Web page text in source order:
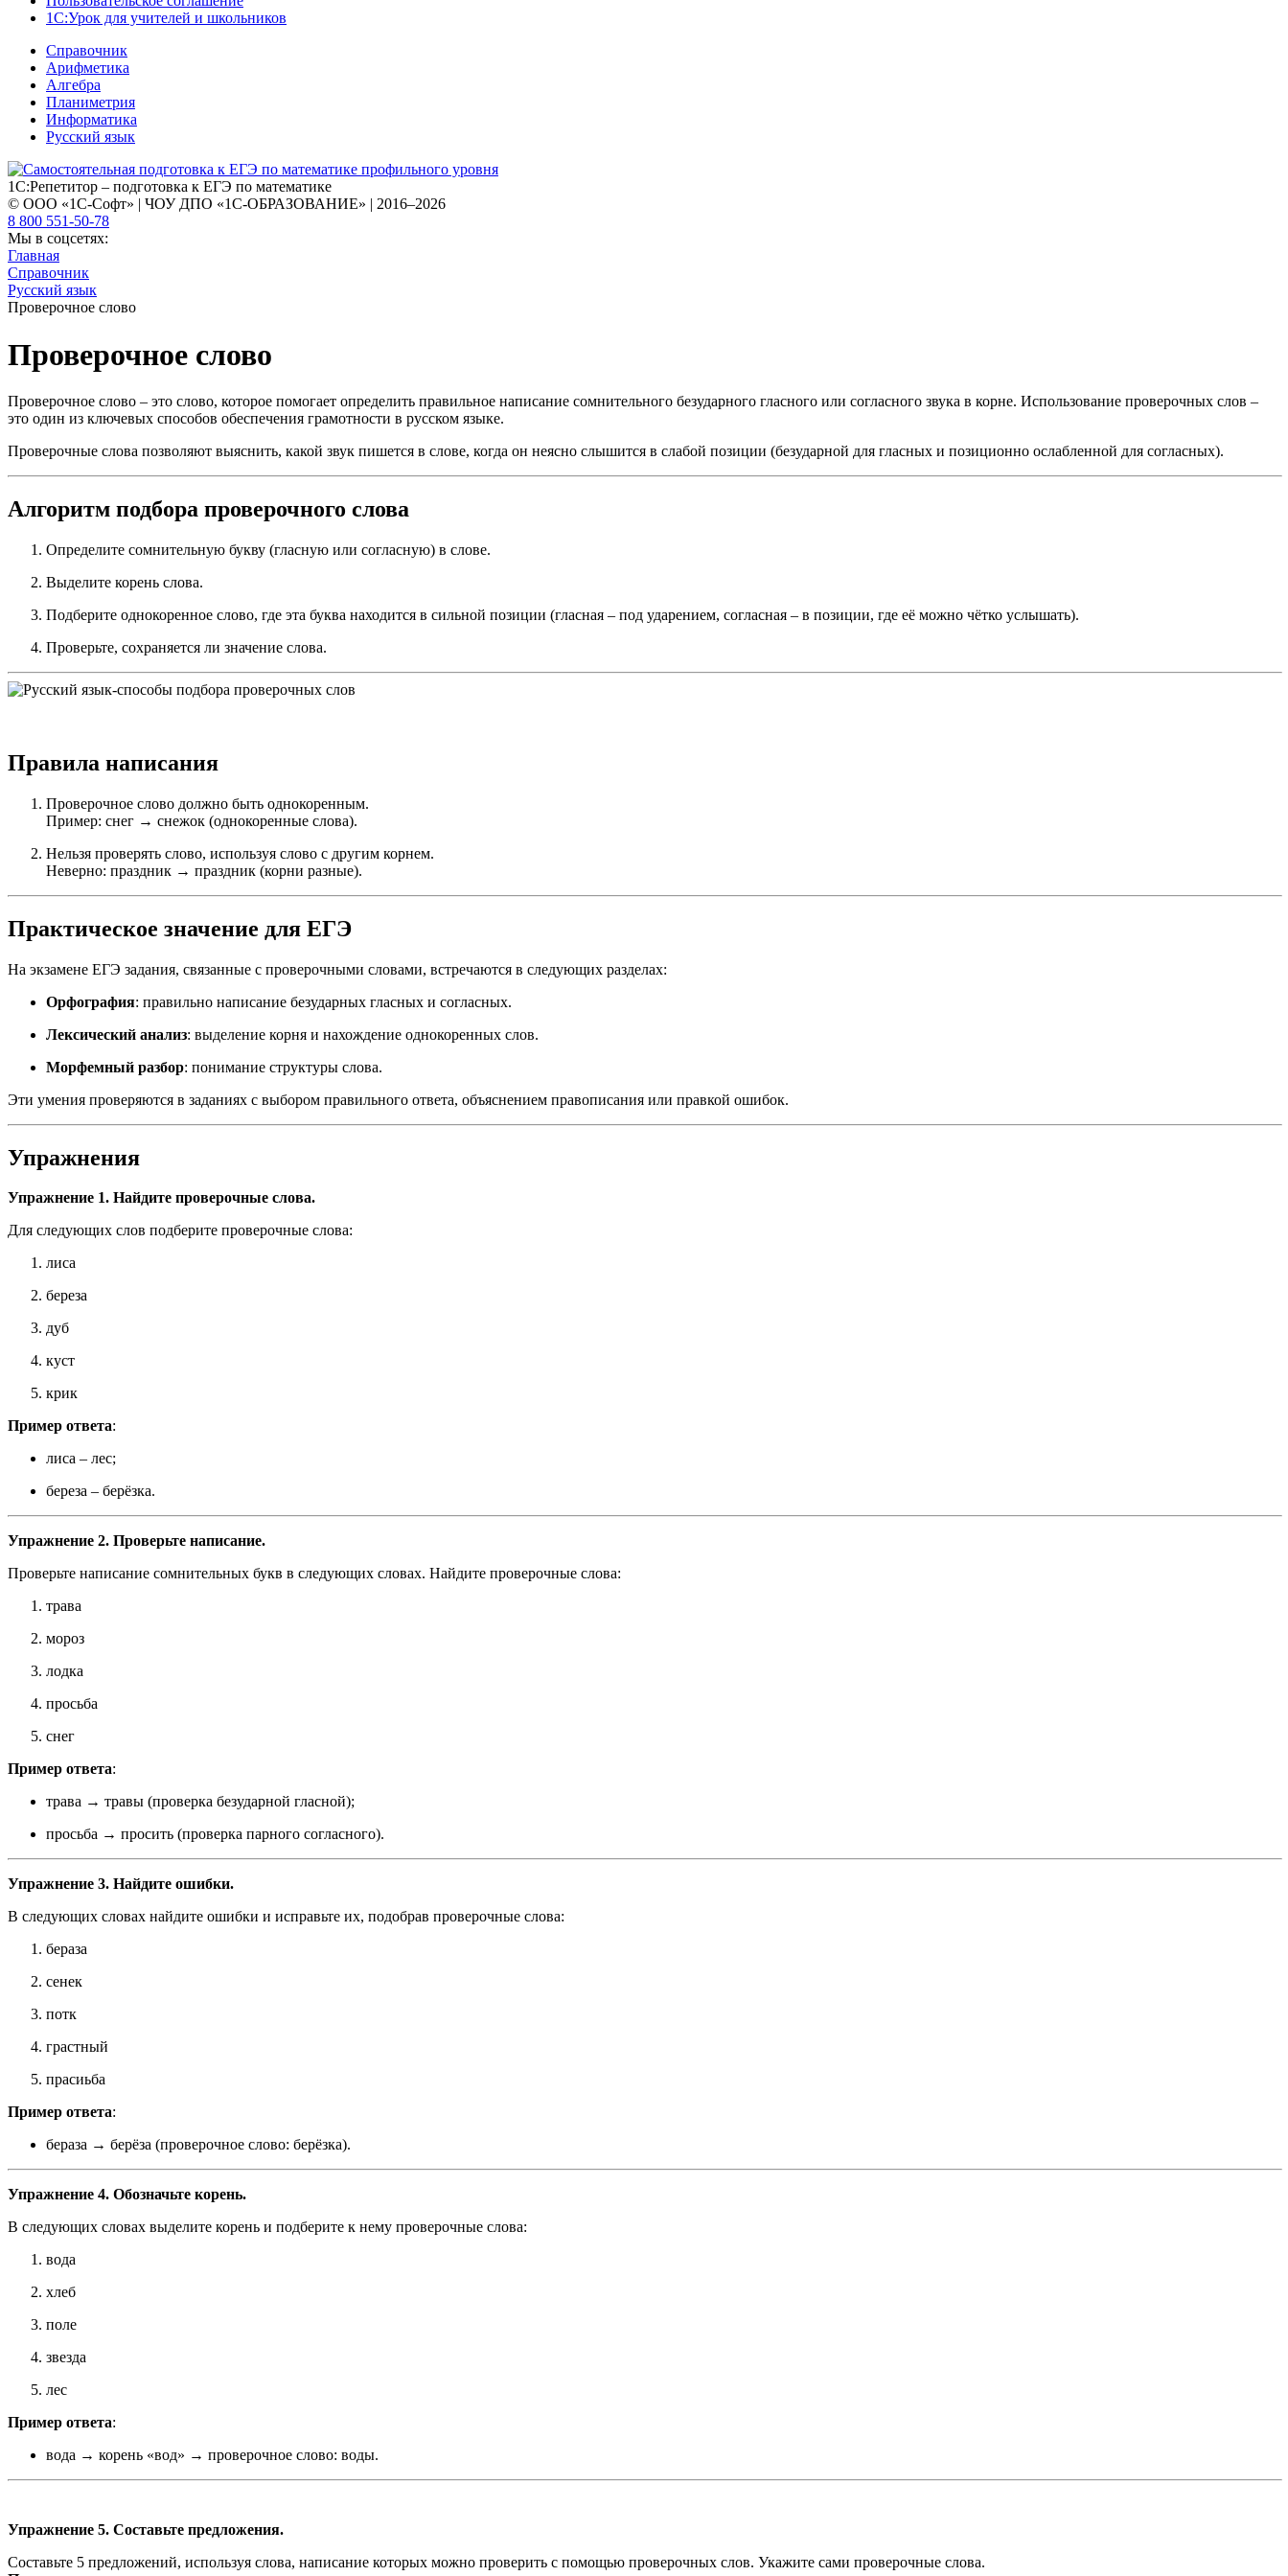
1С:Урок для учителей и школьников
Справочник
Арифметика
Алгебра
Планиметрия
Информатика
Русский язык
1С:Репетитор – подготовка к ЕГЭ по математике
© ООО «1С-Софт» | ЧОУ ДПО «1С-ОБРАЗОВАНИЕ» | 2016–2026
8 800 551-50-78
Мы в соцсетях:
Главная
Справочник
Русский язык
Проверочное слово
Проверочное слово
Проверочное слово – это слово, которое помогает определить правильное написание сомнительного безударного гласного или согласного звука в корне. Использование проверочных слов –
это один из ключевых способов обеспечения грамотности в русском языке.
Проверочные слова позволяют выяснить, какой звук пишется в слове, когда он неясно слышится в слабой позиции (безударной для гласных и позиционно ослабленной для согласных).
Алгоритм подбора проверочного слова
Определите сомнительную букву (гласную или согласную) в слове.
Выделите корень слова.
Подберите однокоренное слово, где эта буква находится в сильной позиции (гласная – под ударением, согласная – в позиции, где её можно чётко услышать).
Проверьте, сохраняется ли значение слова.
Правила написания
Проверочное слово должно быть однокоренным.
Пример: снег → снежок (однокоренные слова).
Нельзя проверять слово, используя слово с другим корнем.
Неверно: праздник → праздник (корни разные).
Практическое значение для ЕГЭ
На экзамене ЕГЭ задания, связанные с проверочными словами, встречаются в следующих разделах:
Орфография: правильно написание безударных гласных и согласных.
Лексический анализ: выделение корня и нахождение однокоренных слов.
Морфемный разбор: понимание структуры слова.
Эти умения проверяются в заданиях с выбором правильного ответа, объяснением правописания или правкой ошибок.
Упражнения
Упражнение 1. Найдите проверочные слова.
Для следующих слов подберите проверочные слова:
лиса
береза
дуб
куст
крик
Пример ответа:
лиса – лес;
береза – берёзка.
Упражнение 2. Проверьте написание.
Проверьте написание сомнительных букв в следующих словах. Найдите проверочные слова:
трава
мороз
лодка
просьба
снег
Пример ответа:
трава → травы (проверка безударной гласной);
просьба → просить (проверка парного согласного).
Упражнение 3. Найдите ошибки.
В следующих словах найдите ошибки и исправьте их, подобрав проверочные слова:
бераза
сенек
потк
грастный
прасиьба
Пример ответа:
бераза → берёза (проверочное слово: берёзка).
Упражнение 4. Обозначьте корень.
В следующих словах выделите корень и подберите к нему проверочные слова:
вода
хлеб
поле
звезда
лес
Пример ответа:
вода → корень «вод» → проверочное слово: воды.
Упражнение 5. Составьте предложения.
Составьте 5 предложений, используя слова, написание которых можно проверить с помощью проверочных слов. Укажите сами проверочные слова.